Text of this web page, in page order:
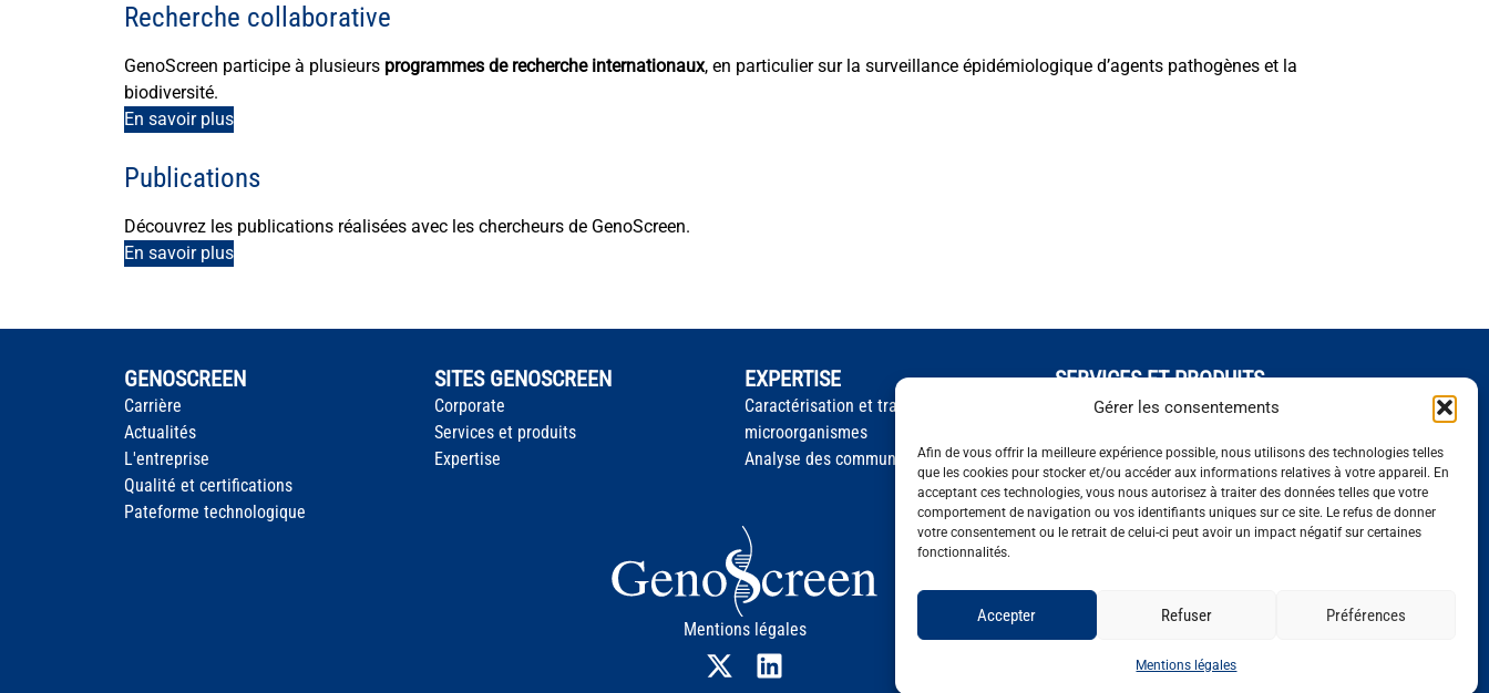
Gérer les consentements
Afin de vous offrir la meilleure expérience possible, nous utilisons des technologies telles
que les cookies pour stocker et/ou accéder aux informations relatives à votre appareil. En
acceptant ces technologies, vous nous autorisez à traiter des données telles que votre
comportement de navigation ou vos identifiants uniques sur ce site. Le refus de donner
votre consentement ou le retrait de celui-ci peut avoir un impact négatif sur certaines
fonctionnalités.
Accepter Refuser Préférences
Mentions légales
Recherche collaborative
GenoScreen participe à plusieurs programmes de recherche internationaux, en particulier sur la surveillance épidémiologique d’agents pathogènes et la
biodiversité.
En savoir plus
Publications
Découvrez les publications réalisées avec les chercheurs de GenoScreen.
En savoir plus
GENOSCREEN
Carrière
Actualités
L'entreprise
Qualité et certifications
Pateforme technologique
SITES GENOSCREEN
Corporate
Services et produits
Expertise
EXPERTISE
Caractérisation et traçage des
microorganismes
Analyse des communautés microbiennes
SERVICES ET PRODUITS
Séquençage
Expression de gènes
Bioinformatique
Mentions légales